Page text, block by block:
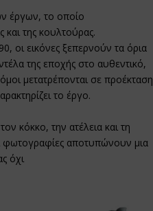
έργων, το οποίο
και της κουλτούρας.
οι εικόνες ξεπερνούν τα όρια
της εποχής στο αυθεντικό,
μετατρέπονται σε προέκταση
το έργο.
κόκκο, την ατέλεια και τη
φωτογραφίες αποτυπώνουν μια
όχι